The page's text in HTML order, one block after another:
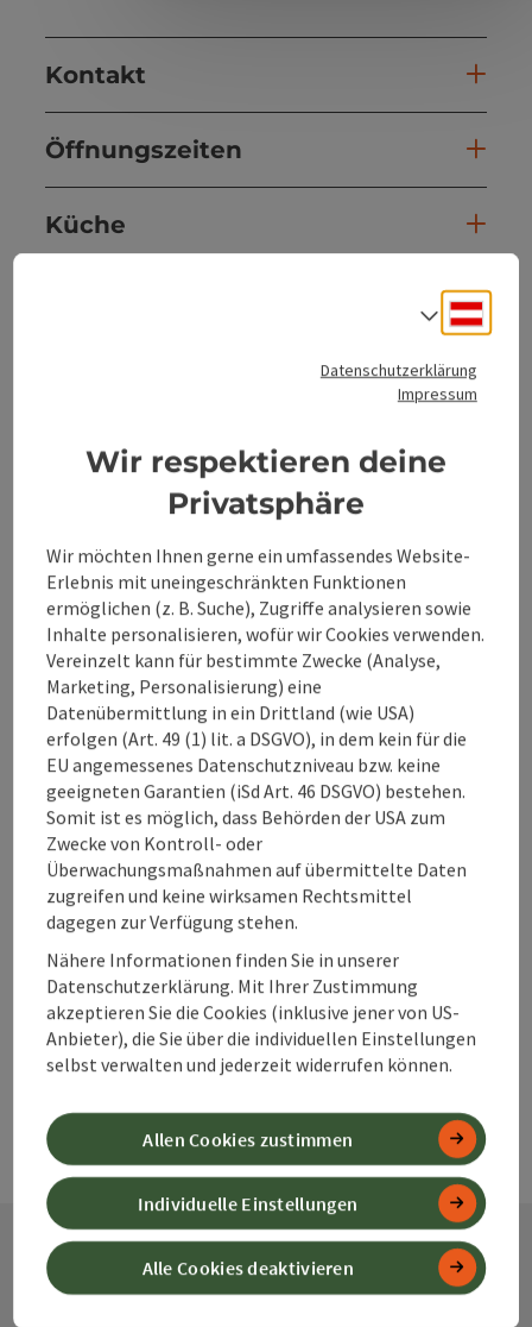
Kontakt
Öffnungszeiten
Küche
Anreise/Lage
Barrierefreiheit
Mitgliedschaften
Beitrag merken
zum Merkzettel
PDF erstellen
Beitrag drucken
In der Nähe
powered byTOURDATA Änderung vorschlagen
Kontakt
Datenschutzerklärung
Impressum
Wir respektieren deine
Privatsphäre
Wir möchten Ihnen gerne ein umfassendes Website-
Erlebnis mit uneingeschränkten Funktionen
ermöglichen (z. B. Suche), Zugriffe analysieren sowie
Inhalte personalisieren, wofür wir Cookies verwenden.
Vereinzelt kann für bestimmte Zwecke (Analyse,
Marketing, Personalisierung) eine
Datenübermittlung in ein Drittland (wie USA)
erfolgen (Art. 49 (1) lit. a DSGVO), in dem kein für die
EU angemessenes Datenschutzniveau bzw. keine
geeigneten Garantien (iSd Art. 46 DSGVO) bestehen.
Somit ist es möglich, dass Behörden der USA zum
Zwecke von Kontroll- oder
Überwachungsmaßnahmen auf übermittelte Daten
zugreifen und keine wirksamen Rechtsmittel
dagegen zur Verfügung stehen.
Nähere Informationen finden Sie in unserer
Datenschutzerklärung. Mit Ihrer Zustimmung
akzeptieren Sie die Cookies (inklusive jener von US-
Anbieter), die Sie über die individuellen Einstellungen
selbst verwalten und jederzeit widerrufen können.
Alle Cookies deaktivieren
Individuelle Einstellungen
Allen Cookies zustimmen